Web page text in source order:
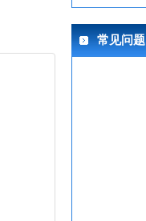
常见问题